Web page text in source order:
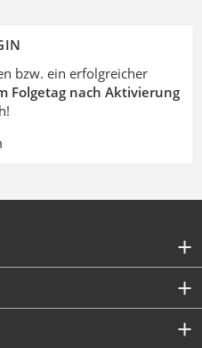
bzw. ein erfolgreicher
Folgetag nach Aktivierung